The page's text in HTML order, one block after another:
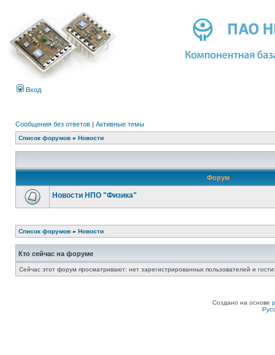
Вход
Сообщения без ответов | Активные темы
Список форумов » Новости
Форум
Новости НПО "Физика"
Список форумов » Новости
Кто сейчас на форуме
Сейчас этот форум просматривают: нет зарегистрированных пользователей и
Создано на основе